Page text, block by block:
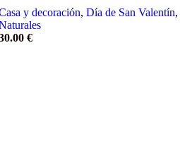
y decoración, Día de San Valentín,
€